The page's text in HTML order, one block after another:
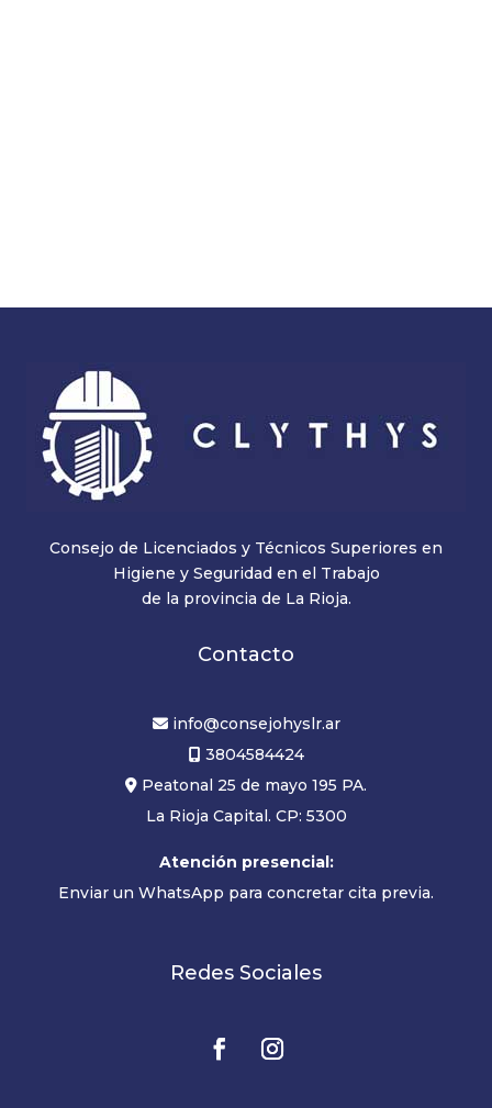
Consejo de Licenciados y Técnicos Superiores en
Higiene y Seguridad en el Trabajo
de la provincia de La Rioja.
Contacto
info@consejohyslr.ar
3804584424
Peatonal 25 de mayo 195 PA.
La Rioja Capital. CP: 5300
Atención presencial:
Enviar un WhatsApp para concretar cita previa.
Redes Sociales